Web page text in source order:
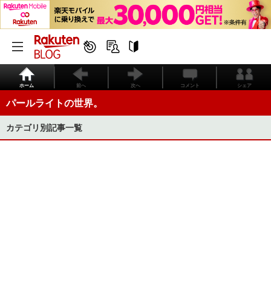
ホーム 前へ 次へ コメント シェア
パールライトの世界。
カテゴリ別記事一覧